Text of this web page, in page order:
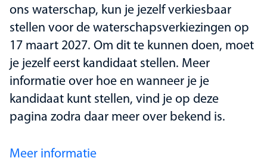
ons waterschap, kun je jezelf verkiesbaar
stellen voor de waterschapsverkiezingen op
17 maart 2027. Om dit te kunnen doen, moet
je jezelf eerst kandidaat stellen. Meer
informatie over hoe en wanneer je je
kandidaat kunt stellen, vind je op deze
pagina zodra daar meer over bekend is.
Meer informatie